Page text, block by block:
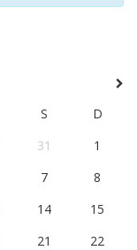
S
D
31
1
7
8
14
15
21
22